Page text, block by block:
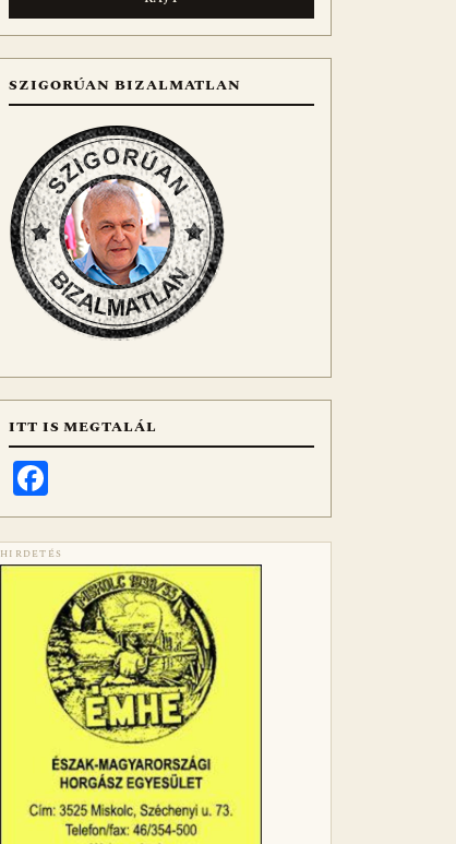
SZIGORÚAN BIZALMATLAN
ITT IS MEGTALÁL
HIRDETÉS